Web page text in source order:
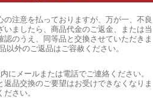
の注意を払っておりますが、万が一、不良
いましたら、商品代金のご返金、または当
認のうえ、同等品と交換させていただきま
以外のご返品はご容赦ください。
にメールまたは電話でご連絡ください。
返品交換のご要望はお受けできなくなりま
さい。